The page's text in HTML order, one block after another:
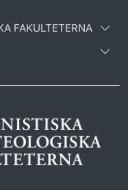
FAKULTETERNA